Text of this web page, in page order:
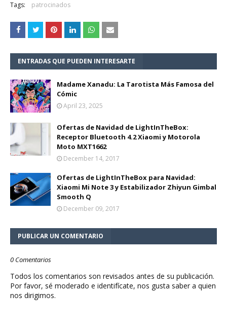
Tags: patrocinados
ENTRADAS QUE PUEDEN INTERESARTE
Madame Xanadu: La Tarotista Más Famosa del
Cómic
April 23, 2025
Ofertas de Navidad de LightInTheBox:
Receptor Bluetooth 4.2 Xiaomi y Motorola
Moto MXT1662
December 14, 2017
Ofertas de LightInTheBox para Navidad:
Xiaomi Mi Note 3 y Estabilizador Zhiyun Gimbal
Smooth Q
December 09, 2017
PUBLICAR UN COMENTARIO
0 Comentarios
Todos los comentarios son revisados antes de su publicación.
Por favor, sé moderado e identifícate, nos gusta saber a quien
nos dirigimos.